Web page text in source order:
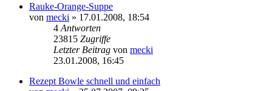
Rauke-Orange-Suppe
von mecki » 17.01.2008, 18:54
4 Antworten
23815 Zugriffe
Letzter Beitrag von mecki
23.01.2008, 16:45
Rezept Bowle schnell und einfach